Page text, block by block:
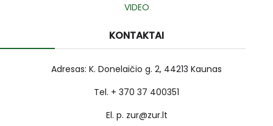
VIDEO
KONTAKTAI
Adresas: K. Donelaičio g. 2, 44213 Kaunas
Tel. + 370 37 400351
El. p. zur@zur.lt